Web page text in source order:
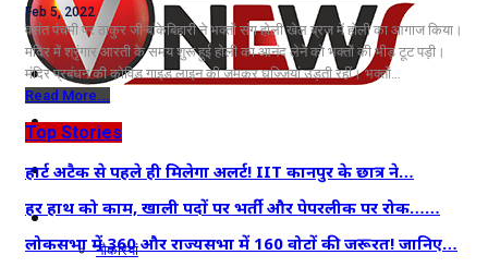
राजनीति
कारोबार
खेल
मनोरंजन
शिक्षा
नौकरियां
Feb 5, 2022
वसंत पंचमी पर ठाकुर जी बांकेबिहारी ने भक्तों संग होली खेल ब्रज में होली का आगाज किया।
मंदिर में श्रृंगार आरती के समय शुरू हुई होली का आनंद लेने को भक्तों की भीड़ टूट पड़ी।
मंदिर प्रबंधन की कोविड गाइड लाइन की जमकर धज्जियां उड़ती रहीं। भक्तों…
Read More...
Top Stories
हार्ट अटैक से पहले ही मिलेगा अलर्ट! IIT कानपुर के छात्र ने…
हर हाथ को काम, खाली पदों पर भर्ती और पेपरलीक पर रोक……
लोकसभा में 360 और राज्यसभा में 160 वोटों की जरूरत! जानिए…